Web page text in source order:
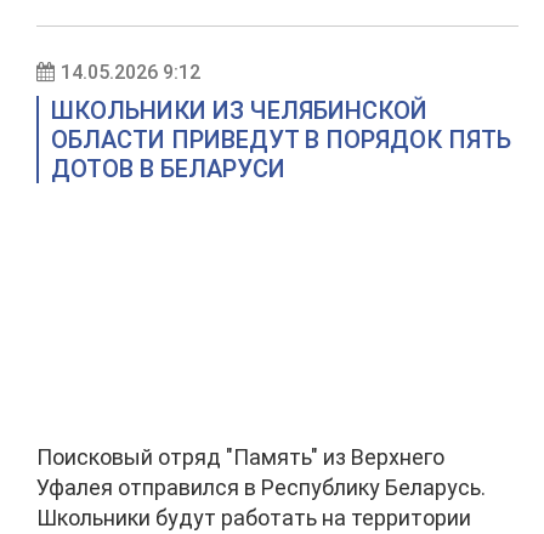
14.05.2026 9:12
ШКОЛЬНИКИ ИЗ ЧЕЛЯБИНСКОЙ
ОБЛАСТИ ПРИВЕДУТ В ПОРЯДОК ПЯТЬ
ДОТОВ В БЕЛАРУСИ
Поисковый отряд "Память" из Верхнего
Уфалея отправился в Республику Беларусь.
Школьники будут работать на территории